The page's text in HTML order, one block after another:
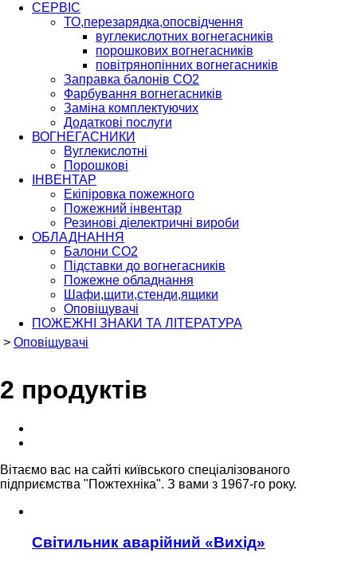
СЕРВІС
ТО,перезарядка,опосвідчення
вуглекислотних вогнегасників
порошкових вогнегасників
повітрянопінних вогнегасників
Заправка балонів CO2
Фарбування вогнегасників
Заміна комплектуючих
Додаткові послуги
ВОГНЕГАСНИКИ
Вуглекислотні
Порошкові
ІНВЕНТАР
Екіпіровка пожежного
Пожежний інвентар
Резинові діелектричні вироби
ОБЛАДНАННЯ
Балони СО2
Підставки до вогнегасників
Пожежне обладнання
Шафи,щити,стенди,ящики
Оповіщувачі
ПОЖЕЖНІ ЗНАКИ ТА ЛІТЕРАТУРА
> Оповіщувачі
2 продуктів
Вітаємо вас на сайті київського спеціалізованого
підприємства "Пожтехніка". З вами з 1967-го року.
Світильник аварійний «Вихід»